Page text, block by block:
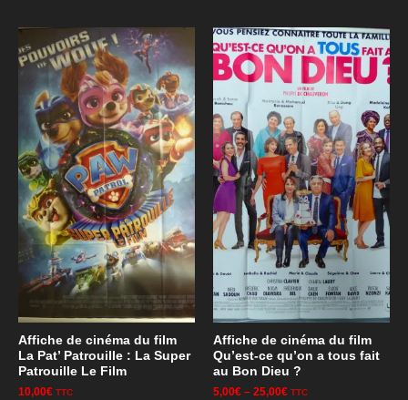
Affiche de cinéma du film
La Pat’ Patrouille : La Super
Patrouille Le Film
10,00€ TTC
Affiche de cinéma du film
Qu’est-ce qu’on a tous fait
au Bon Dieu ?
5,00€ – 25,00€ TTC